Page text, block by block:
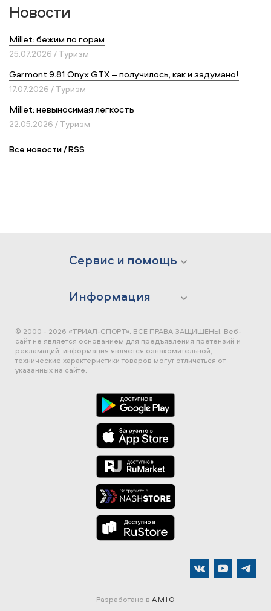
Новости
Millet: бежим по горам
25.07.2026 / Туризм
Garmont 9.81 Onyx GTX – получилось, как и задумано!
17.07.2026 / Туризм
Millet: невыносимая легкость
22.05.2026 / Туризм
Все новости/RSS
Сервис и помощь
Информация
© 2000 - 2026 «ТРИАЛ-СПОРТ». ВСЕ ПРАВА ЗАЩИЩЕНЫ. Веб-
сайт не является основанием для предъявления претензий и
рекламаций, информация является ознакомительной,
технические характеристики товаров могут отличаться от
указанных на сайте.
Разработано в AMIO